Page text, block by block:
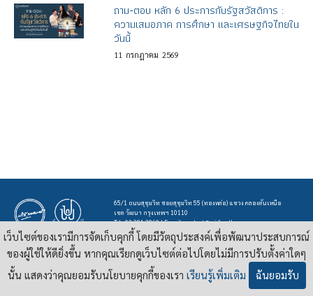
ถาม-ตอบ หลัก 6 ประการกับรัฐสวัสดิการ :
ความเสมอภาค การศึกษา และเศรษฐกิจไทยใน
วันนี้
11 กรกฎาคม 2569
65/1 ถนนสุขุมวิท ซอยสุขุมวิท 55 (ทองหล่อ) แขวง คลองตันเหนือ
เขต วัฒนา กรุงเทพฯ 10110
Tel : 02 381 3860 | E-mail :contact@pridi.or.th
บทความ รูปภาพ และสื่ออื่นๆ ที่มีสัญลักษณ์ของสถาบันปรีดี พนมยงค์ ในเว็บไซต์
https://pridi.or.th
เผยแพร่ภายใต้สัญญาอนุญาต
ครีเอทีฟคอมมอนส์แบบแสดงที่มา-ไม่ใช่เชิงพาณิชย์ 4.0 สากล
เว็บไซต์ของเรามีการจัดเก็บคุกกี้ โดยมีวัตถุประสงค์เพื่อพัฒนาประสบการณ์
ของผู้ใช้ให้ดียิ่งขึ้น หากคุณเรียกดูเว็บไซต์ต่อไปโดยไม่มีการปรับตั้งค่าใดๆ
นั้น แสดงว่าคุณยอมรับนโยบายคุกกี้ของเรา เรียนรู้เพิ่มเติม ฉันยอมรับ